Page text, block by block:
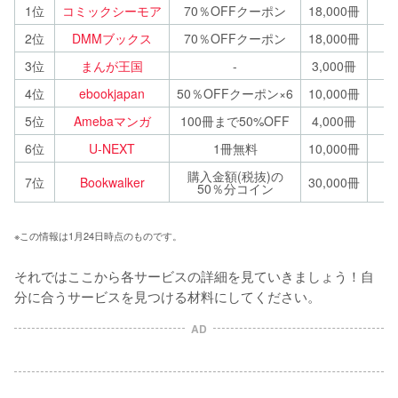
1位
コミックシーモア 70％OFFクーポン
18,000冊
2位
DMMブックス 70％OFFクーポン
18,000冊
3位
まんが王国 -
3,000冊
4位
ebookjapan 50％OFFクーポン×6
10,000冊
5位
Amebaマンガ 100冊まで50%OFF
4,000冊
6位
U-NEXT 1冊無料
10,000冊
7位
Bookwalker 購入金額(税抜)の
50％分コイン 30,000冊
※この情報は1月24日時点のものです。
それではここから各サービスの詳細を見ていきましょう！自
分に合うサービスを見つける材料にしてください。
AD